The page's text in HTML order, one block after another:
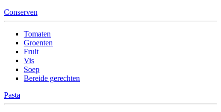
Conserven
Tomaten
Groenten
Fruit
Vis
Soep
Bereide gerechten
Pasta